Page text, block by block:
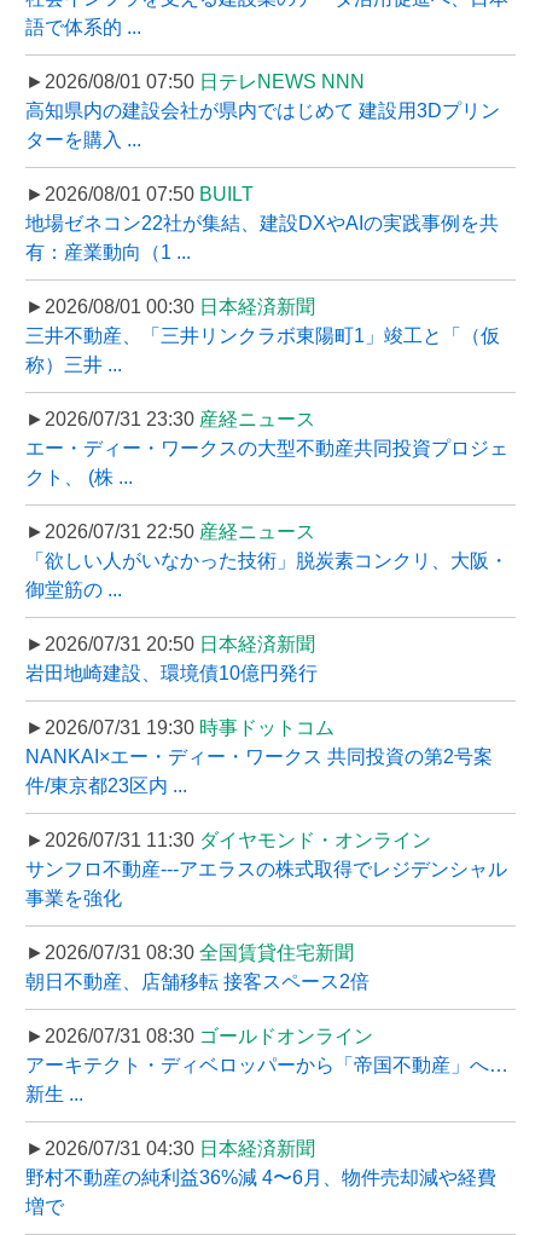
語で体系的 ...
►2026/08/01 07:50 日テレNEWS NNN
高知県内の建設会社が県内ではじめて 建設用3Dプリン
ターを購入 ...
►2026/08/01 07:50 BUILT
地場ゼネコン22社が集結、建設DXやAIの実践事例を共
有：産業動向（1 ...
►2026/08/01 00:30 日本経済新聞
三井不動産、「三井リンクラボ東陽町1」竣工と「（仮
称）三井 ...
►2026/07/31 23:30 産経ニュース
エー・ディー・ワークスの大型不動産共同投資プロジェ
クト、 (株 ...
►2026/07/31 22:50 産経ニュース
「欲しい人がいなかった技術」脱炭素コンクリ、大阪・
御堂筋の ...
►2026/07/31 20:50 日本経済新聞
岩田地崎建設、環境債10億円発行
►2026/07/31 19:30 時事ドットコム
NANKAI×エー・ディー・ワークス 共同投資の第2号案
件/東京都23区内 ...
►2026/07/31 11:30 ダイヤモンド・オンライン
サンフロ不動産---アエラスの株式取得でレジデンシャル
事業を強化
►2026/07/31 08:30 全国賃貸住宅新聞
朝日不動産、店舗移転 接客スペース2倍
►2026/07/31 08:30 ゴールドオンライン
アーキテクト・ディベロッパーから「帝国不動産」へ…
新生 ...
►2026/07/31 04:30 日本経済新聞
野村不動産の純利益36%減 4〜6月、物件売却減や経費
増で